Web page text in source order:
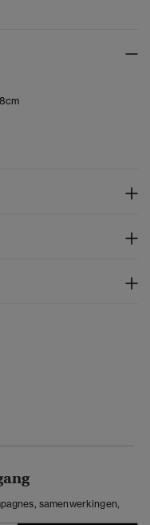
samenwerkingen,